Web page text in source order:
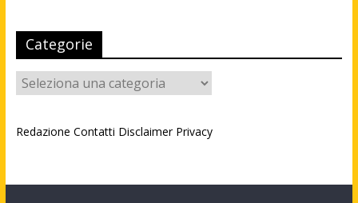
Categorie
Categorie
Redazione Contatti Disclaimer Privacy